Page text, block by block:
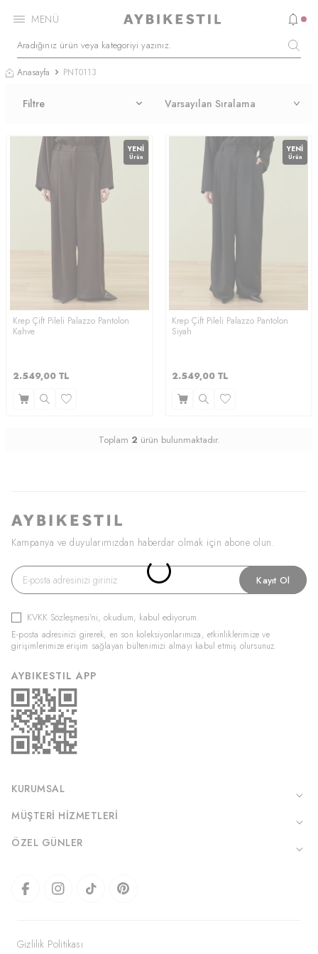
MENÜ
Anasayfa PNT0113
Filtre
YENI
Ürün
Krep Çift Pileli Palazzo Pantolon
Kahve
2.549,00 TL
YENI
Ürün
Krep Çift Pileli Palazzo Pantolon
Siyah
2.549,00 TL
Toplam 2 ürün bulunmaktadır.
Kampanya ve duyularımızdan haberdar olmak için abone olun.
Kayıt Ol
KVKK Sözleşmesi'ni, okudum, kabul ediyorum.
E-posta adresinizi girerek, en son koleksiyonlarımıza, etkinliklerimize ve
girişimlerimize erişim sağlayan bültenimizi almayı kabul etmiş olursunuz.
AYBIKESTIL APP
KURUMSAL
MÜŞTERI HIZMETLERI
ÖZEL GÜNLER
Gizlilik Politikası